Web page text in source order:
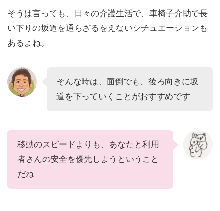
そうは言っても、日々の介護生活で、車椅子介助で長
い下りの坂道を通らざるをえないシチュエーションも
あるよね。
そんな時は、面倒でも、後ろ向きに坂
道を下っていくことがおすすめです
移動のスピードよりも、あなたと利用
者さんの安全を優先しようということ
だね